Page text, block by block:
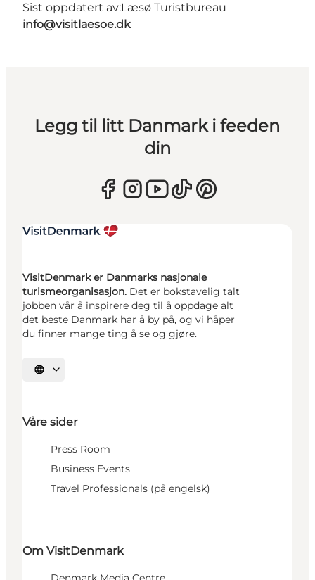
Sist oppdatert av:Læsø Turistbureau
info@visitlaesoe.dk
Legg til litt Danmark i feeden
din
VisitDenmark er Danmarks nasjonale
turismeorganisasjon. Det er bokstavelig talt
jobben vår å inspirere deg til å oppdage alt
det beste Danmark har å by på, og vi håper
du finner mange ting å se og gjøre.
Velg språk
Våre sider
Press Room
Business Events
Travel Professionals (på engelsk)
Om VisitDenmark